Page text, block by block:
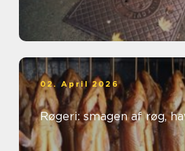
02. April 2026
Røgeri: smagen af røg,